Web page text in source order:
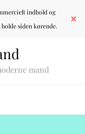
indhold og
siden kørende.
✕
mand